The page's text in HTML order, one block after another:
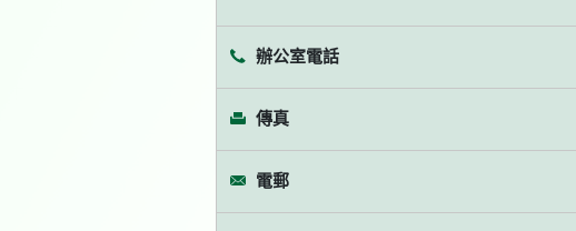
辦公室電話
傳真
電郵